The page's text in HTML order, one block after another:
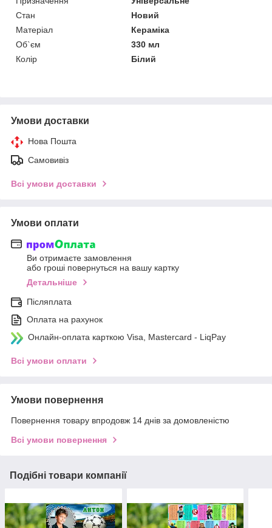
Стан
Новий
Матеріал
Кераміка
Об`єм
330 мл
Колір
Білий
Умови доставки
Нова Пошта
Самовивіз
Всі умови доставки
Умови оплати
Ви отримаєте замовлення
або гроші повернуться на вашу картку
Детальніше
Післяплата
Оплата на рахунок
Онлайн-оплата карткою Visa, Mastercard - LiqPay
Всі умови оплати
Умови повернення
Повернення товару впродовж 14 днів за домовленістю
Всі умови повернення
Подібні товари компанії